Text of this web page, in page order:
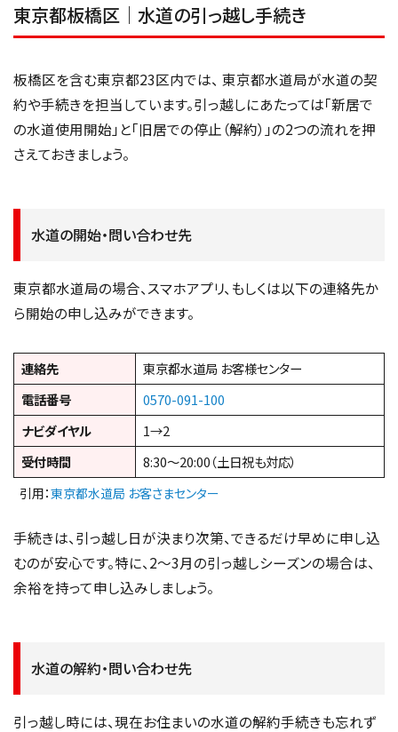
東京都板橋区｜水道の引っ越し手続き
板橋区を含む東京都23区内では、 東京都水道局が水道の契
約や手続きを担当しています。引っ越しにあたっては「新居で
の水道使用開始」と「旧居での停止（解約）」の2つの流れを押
さえておきましょう。
水道の開始・問い合わせ先
東京都水道局の場合、スマホアプリ、もしくは以下の連絡先か
ら開始の申し込みができます。
連絡先
東京都水道局 お客様センター
電話番号
0570-091-100
ナビダイヤル
1→2
受付時間
8:30〜20:00（土日祝も対応）
引用：東京都水道局 お客さまセンター
手続きは、引っ越し日が決まり次第、できるだけ早めに申し込
むのが安心です。特に、2～3月の引っ越しシーズンの場合は、
余裕を持って申し込みしましょう。
水道の解約・問い合わせ先
引っ越し時には、現在お住まいの水道の解約手続きも忘れず